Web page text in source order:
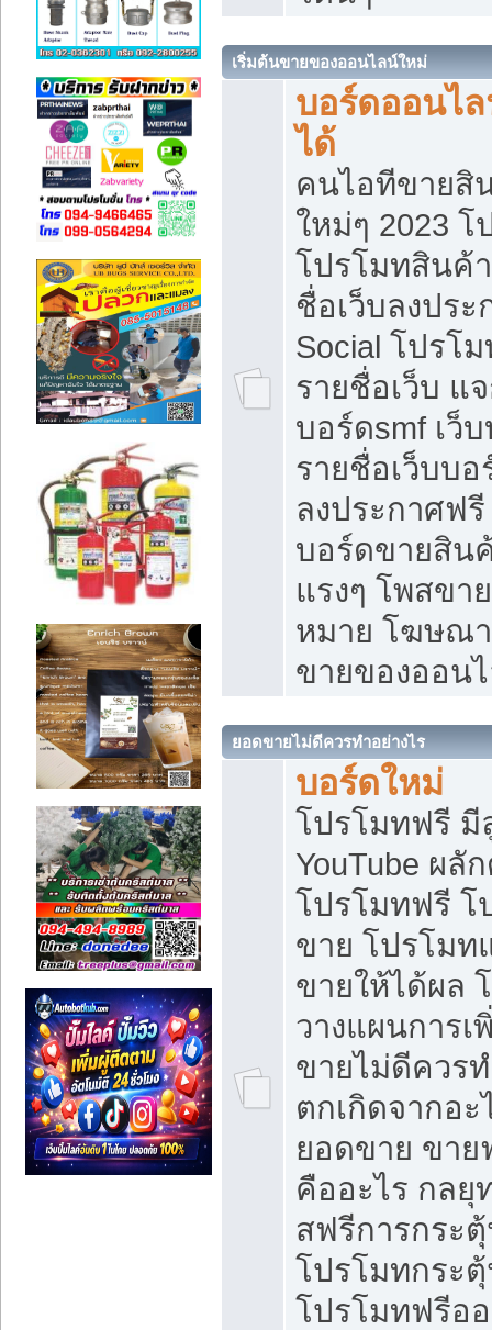
เริ่มต้นขายของออนไลน์ใหม่
บอร์ดออนไ
ได้
คนไอทีขายสิ
ใหม่ๆ 2023
โปรโมทสินค้
ชื่อเว็บลงปร
Social โปรโ
รายชื่อเว็บ แ
บอร์ดsmf เว็
รายชื่อเว็บบ
ลงประกาศฟรี
บอร์ดขายสิน
แรงๆ โพสขา
หมาย โฆษณ
ขายของออน
ยอดขายไม่ดีควรทำอย่างไร
บอร์ดใหม่
โปรโมทฟรี มี
YouTube ผลั
โปรโมทฟรี โ
ขาย โปรโมท
ขายให้ได้ผล
วางแผนการ
ขายไม่ดีควร
ตกเกิดจากอะ
ยอดขาย ขาย
คืออะไร กลยุ
สฟรีการกระ
โปรโมทกระ
โปรโมทฟรีอ